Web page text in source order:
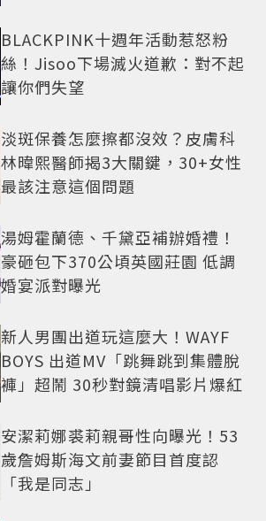
BLACKPINK十週年活動惹怒粉
絲！Jisoo下場滅火道歉：對不起
讓你們失望
淡斑保養怎麼擦都沒效？皮膚科
林暐熙醫師揭3大關鍵，30+女性
最該注意這個問題
湯姆霍蘭德、千黛亞補辦婚禮！
豪砸包下370公頃英國莊園 低調
婚宴派對曝光
新人男團出道玩這麼大！WAYF
BOYS 出道MV「跳舞跳到集體脫
褲」超鬧 30秒對鏡清唱影片爆紅
安潔莉娜裘莉親哥性向曝光！53
歲詹姆斯海文前妻節目首度認
「我是同志」